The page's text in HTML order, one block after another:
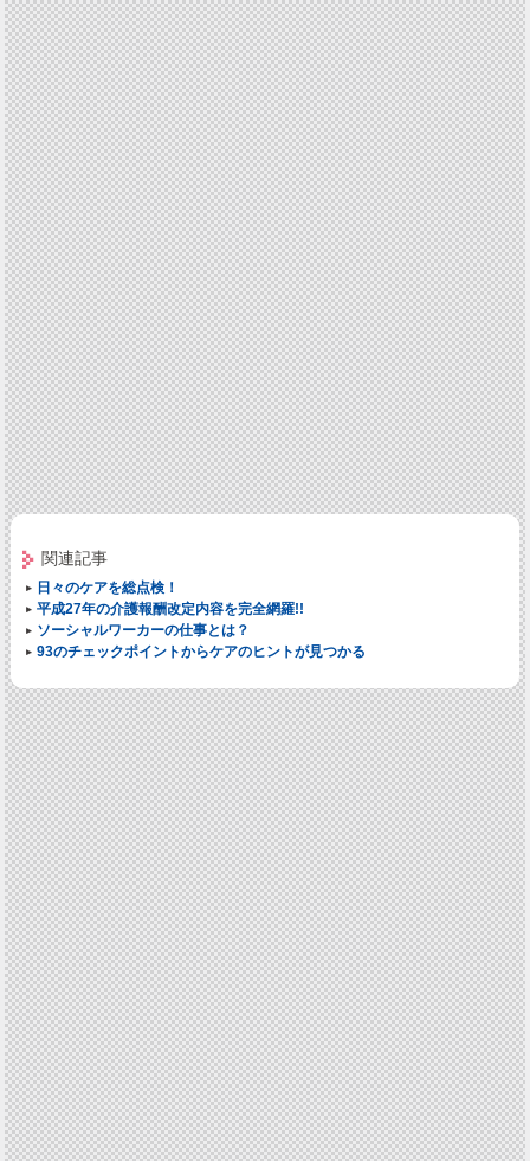
関連記事
日々のケアを総点検！
平成27年の介護報酬改定内容を完全網羅!!
ソーシャルワーカーの仕事とは？
93のチェックポイントからケアのヒントが見つかる